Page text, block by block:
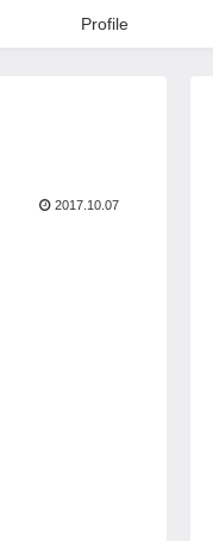
Profile
2017.10.07